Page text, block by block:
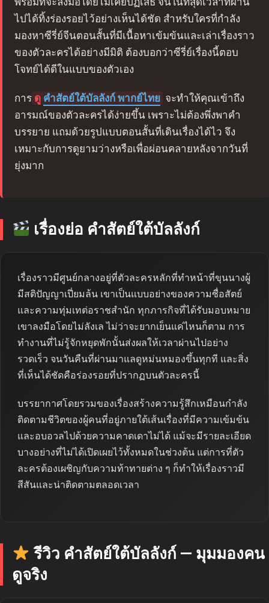
ไปได้ทิ้งร่องรอยไว้อย่างเห็นได้ชัด สำหรับใครที่กำลัง
มองหาซีรี่ย์จีนตอนสั้นที่มีเนื้อหาเข้มข้นและเล่าเรื่องราว
ของตัวละครได้อย่างมีมิติ ต้องบอกว่าซีรี่ย์เรื่องนี้ตอบ
โจทย์ได้ดีในแบบของตัวเอง
การ ดู คำสัตย์ใต้บัลลังก์ พากย์ไทย จะทำให้คุณเข้าถึง
อารมณ์ของตัวละครได้ง่ายขึ้น เพราะไม่ต้องพึ่งพาคำ
บรรยาย แถมด้วยรูปแบบตอนสั้นที่เดินเรื่องได้ไว จึง
เหมาะกับการดูยามว่างหรือเพื่อผ่อนคลายหลังจากวันที่
ยุ่งมาก
เรื่องย่อ คำสัตย์ใต้บัลลังก์
เรื่องราวมีศูนย์กลางอยู่ที่ตัวละครหลักที่ทำหน้าที่ขุนนางผู้
มีสติปัญญาเปี่ยมล้น เขาเป็นแบบอย่างของความซื่อสัตย์
และความทุ่มเทต่อราชสำนัก ทุกภารกิจที่ได้รับมอบหมาย
เขาลงมือโดยไม่ลังเล ไม่ว่าจะยากเย็นแค่ไหนก็ตาม การ
ทำงานที่ไม่รู้จักหยุดพักนั้นส่งผลให้เวลาผ่านไปอย่าง
รวดเร็ว จนวันคืนที่ผ่านมาแลดูหม่นหมองขึ้นทุกที และสิ่ง
ที่เห็นได้ชัดคือร่องรอยที่ปรากฏบนตัวละครนี้
บรรยากาศโดยรวมของเรื่องสร้างความรู้สึกเหมือนกำลัง
ติดตามชีวิตของผู้คนที่อยู่ภายใต้เส้นเรื่องที่มีความเข้มข้น
และอบอวลไปด้วยความคาดเดาไม่ได้ แม้จะมีรายละเอียด
บางอย่างที่ไม่ได้เปิดเผยไว้ทั้งหมดในช่วงต้น แต่การที่ตัว
ละครต้องเผชิญกับความท้าทายต่าง ๆ ก็ทำให้เรื่องราวมี
สีสันและน่าติดตามตลอดเวลา
รีวิว คำสัตย์ใต้บัลลังก์ — มุมมองคน
ดูจริง